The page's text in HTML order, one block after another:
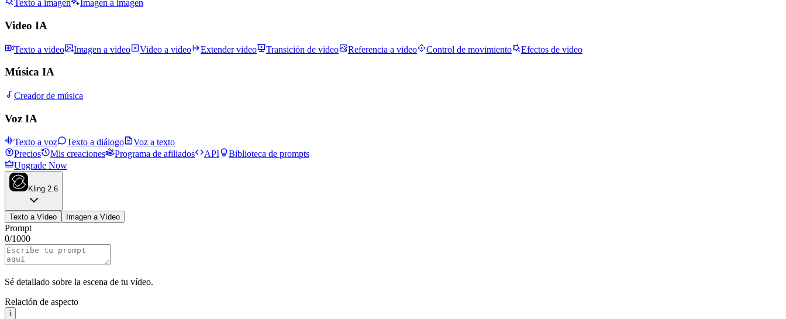
Texto a imagen Imagen a imagen
Video IA
Texto a video Imagen a video Video a video Extender video Transición de video Referencia a video Control de movimiento Efectos de video
Música IA
Creador de música
Voz IA
Texto a voz Texto a diálogo
Voz a texto
Precios
Mis creaciones Programa de afiliados API
Biblioteca de prompts
Upgrade Now
Kling 2.6
Texto a Vídeo Imagen a Vídeo
Prompt
0/1000
Sé detallado sobre la escena de tu vídeo.
Relación de aspecto
i